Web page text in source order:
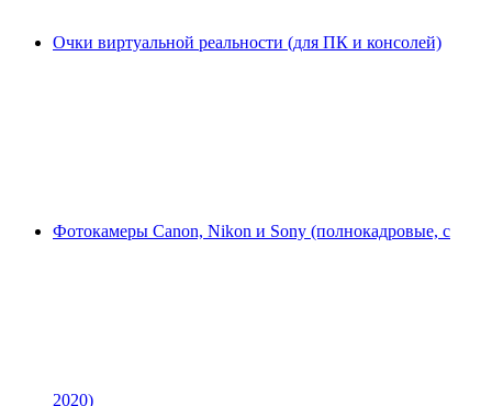
Очки виртуальной реальности (для ПК и консолей)
Фотокамеры Canon, Nikon и Sony (полнокадровые, с
2020)